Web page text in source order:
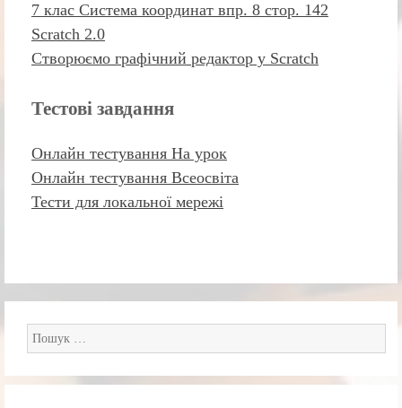
7 клас Система координат впр. 8 стор. 142
Scratch 2.0
Створюємо графічний редактор у Scratch
Тестові завдання
Онлайн тестування На урок
Онлайн тестування Всеосвіта
Тести для локальної мережі
Пошук: